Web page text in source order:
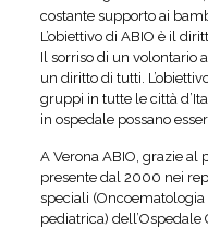
costante supporto ai
L’obiettivo di ABIO è il
Il sorriso di un volontario
un diritto di tutti.
gruppi in tutte le città
in ospedale possano
A Verona ABIO, grazie al
presente dal 2000 nei
speciali
pediatrica)